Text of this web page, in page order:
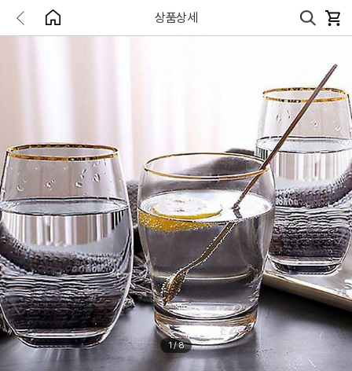
상품상세
1 /8